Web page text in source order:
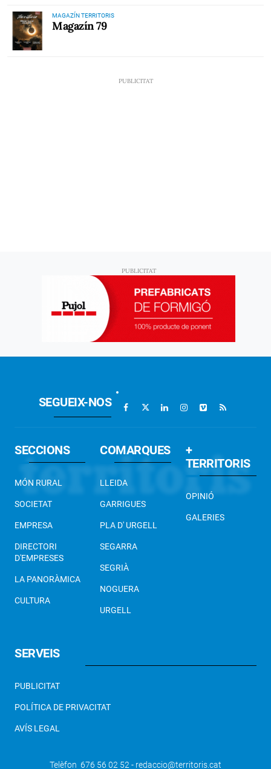
MAGAZÍN TERRITORIS
Magazín 79
SEGUEIX-NOS
SECCIONS
MÓN RURAL
SOCIETAT
EMPRESA
DIRECTORI
D'EMPRESES
LA PANORÀMICA
CULTURA
COMARQUES
LLEIDA
GARRIGUES
PLA D' URGELL
SEGARRA
SEGRIÀ
NOGUERA
URGELL
+
TERRITORIS
OPINIÓ
GALERIES
SERVEIS
PUBLICITAT
POLÍTICA DE PRIVACITAT
AVÍS LEGAL
Telèfon 676 56 02 52 - redaccio@territoris.cat